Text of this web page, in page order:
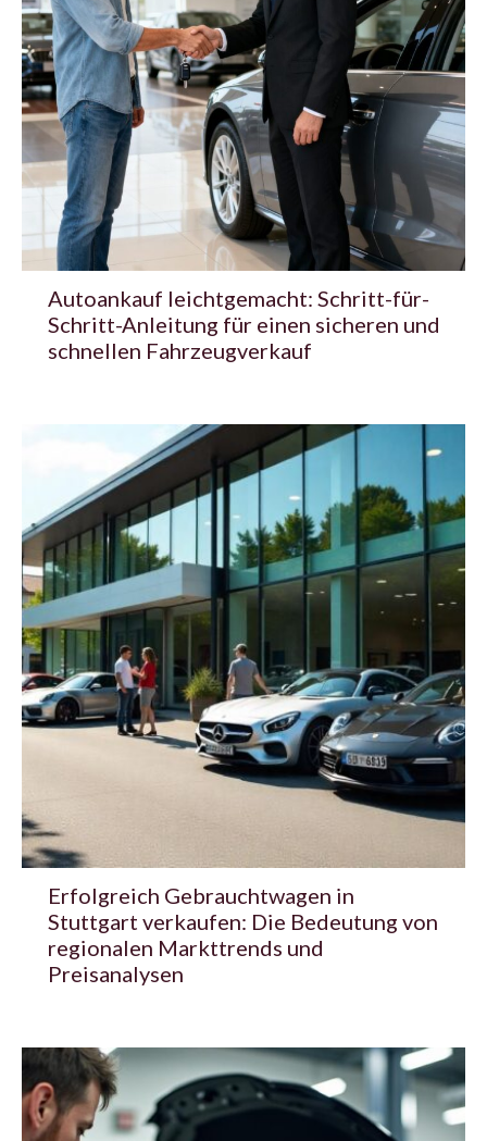
Autoankauf leichtgemacht: Schritt-für-
Schritt-Anleitung für einen sicheren und
schnellen Fahrzeugverkauf
Erfolgreich Gebrauchtwagen in
Stuttgart verkaufen: Die Bedeutung von
regionalen Markttrends und
Preisanalysen